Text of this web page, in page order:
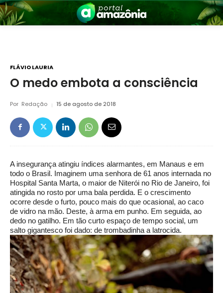
Amazônia
FLÁVIO LAURIA
O medo embota a consciência
Por Redação 15 de agosto de 2018
A insegurança atingiu índices alarmantes, em Manaus e em
todo o Brasil. Imaginem uma senhora de 61 anos internada no
Hospital Santa Marta, o maior de Niterói no Rio de Janeiro, foi
atingida no rosto por uma bala perdida. E o crescimento
ocorre desde o furto, pouco mais do que ocasional, ao caco
de vidro na mão. Deste, à arma em punho. Em seguida, ao
dedo no gatilho. Em tão curto espaço de tempo social, um
salto gigantesco foi dado: de trombadinha a latrocida.